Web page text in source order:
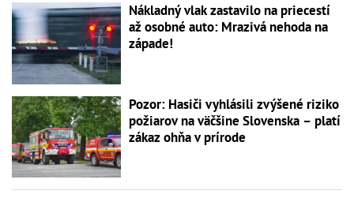
Nákladný vlak zastavilo na priecestí
až osobné auto: Mrazivá nehoda na
západe!
Pozor: Hasiči vyhlásili zvýšené riziko
požiarov na väčšine Slovenska – platí
zákaz ohňa v prírode